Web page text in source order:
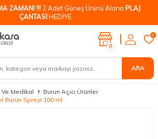
ZAMANI !!! 2 Adet Güneş Ürünü Alana PLAJ
ÇANTASIHEDİYE
ARA
0
0
Ve Medikal
Burun Açıcı Ürünler
Burun Spreyi 100 ml